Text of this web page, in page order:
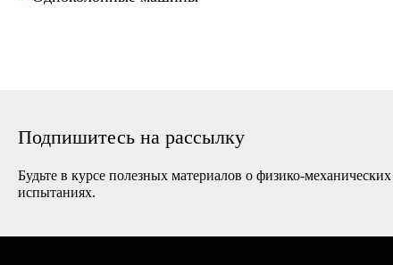
Подпишитесь на рассылку
Будьте в курсе полезных материалов о физико-механических
испытаниях.